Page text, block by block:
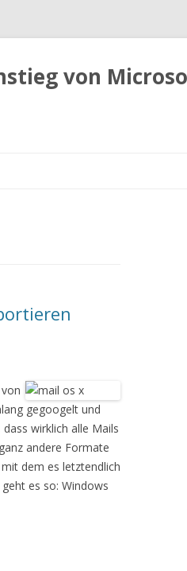
von
gegoogelt und
wirklich alle Mails
andere Formate
dem es letztendlich
es so: Windows